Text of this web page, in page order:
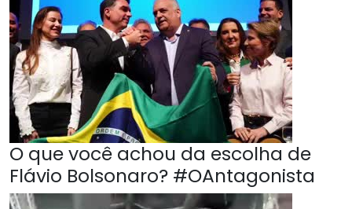
O que você achou da escolha de
Flávio Bolsonaro? #OAntagonista